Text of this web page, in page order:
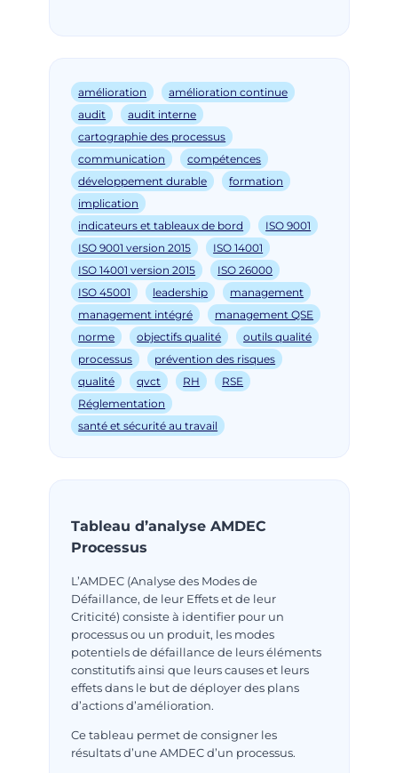
amélioration
amélioration continue
audit
audit interne
cartographie des processus
communication
compétences
développement durable
formation
implication
indicateurs et tableaux de bord
ISO 9001
ISO 9001 version 2015
ISO 14001
ISO 14001 version 2015
ISO 26000
ISO 45001
leadership
management
management intégré
management QSE
norme
objectifs qualité
outils qualité
processus
prévention des risques
qualité
qvct RH
RSE
Réglementation
santé et sécurité au travail
Tableau d’analyse AMDEC
Processus
L’AMDEC (Analyse des Modes de
Défaillance, de leur Effets et de leur
Criticité) consiste à identifier pour un
processus ou un produit, les modes
potentiels de défaillance de leurs éléments
constitutifs ainsi que leurs causes et leurs
effets dans le but de déployer des plans
d’actions d’amélioration.
Ce tableau permet de consigner les
résultats d’une AMDEC d’un processus.